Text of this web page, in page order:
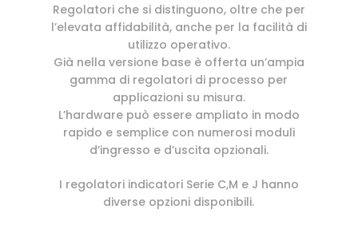
Regolatori che si distinguono, oltre che per
l’elevata affidabilità, anche per la facilità di
utilizzo operativo.
Già nella versione base è offerta un’ampia
gamma di regolatori di processo per
applicazioni su misura.
L’hardware può essere ampliato in modo
rapido e semplice con numerosi moduli
d’ingresso e d’uscita opzionali.
I regolatori indicatori Serie C,M e J hanno
diverse opzioni disponibili.